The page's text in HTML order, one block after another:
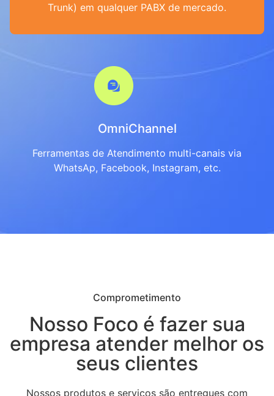
Trunk) em qualquer PABX de mercado.
OmniChannel
Ferramentas de Atendimento multi-canais via
WhatsAp, Facebook, Instagram, etc.
Comprometimento
Nosso Foco é fazer sua
empresa atender melhor os
seus clientes
Nossos produtos e serviços são entregues com